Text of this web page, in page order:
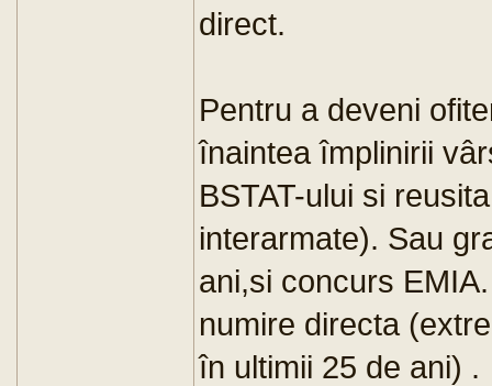
direct.
Pentru a deveni
înaintea împlinirii
BSTAT-ului si
interarmate). Sau
ani,si concurs
numire directa
în ultimii 25 de ani) .